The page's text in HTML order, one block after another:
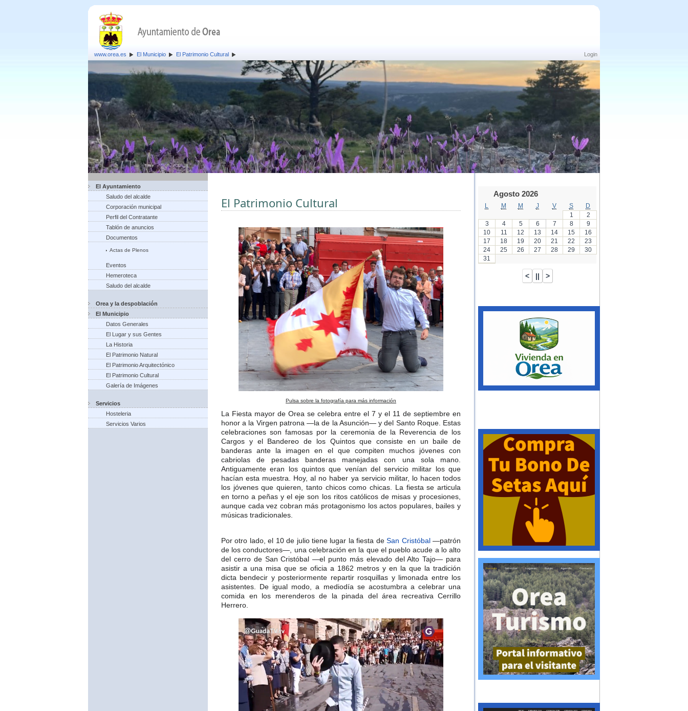
Login
www.orea.es El Municipio El Patrimonio Cultural
El Ayuntamiento
Saludo del alcalde
Corporación municipal
Perfil del Contratante
Tablón de anuncios
Documentos
Actas de Plenos
Eventos
Hemeroteca
Saludo del alcalde
Orea y la despoblación
El Municipio
Datos Generales
El Lugar y sus Gentes
La Historia
El Patrimonio Natural
El Patrimonio Arquitectónico
El Patrimonio Cultural
Galería de Imágenes
Servicios
Hosteleria
Servicios Varios
El Patrimonio Cultural
Pulsa sobre la fotografía para más información
La Fiesta mayor de Orea se celebra entre el 7 y el 11 de septiembre en
honor a la Virgen patrona —la de la Asunción— y del Santo Roque. Estas
celebraciones son famosas por la ceremonia de la Reverencia de los
Cargos y el Bandereo de los Quintos que consiste en un baile de
banderas ante la imagen en el que compiten muchos jóvenes con
cabriolas de pesadas banderas manejadas con una sola mano.
Antiguamente eran los quintos que venían del servicio militar los que
hacían esta muestra. Hoy, al no haber ya servicio militar, lo hacen todos
los jóvenes que quieren, tanto chicos como chicas. La fiesta se articula
en torno a peñas y el eje son los ritos católicos de misas y procesiones,
aunque cada vez cobran más protagonismo los actos populares, bailes y
músicas tradicionales.​
Por otro lado, el 10 de julio tiene lugar la fiesta deSan Cristóbal—patrón
de los conductores—, una celebración en la que el pueblo acude a lo alto
del cerro de San Cristóbal —el punto más elevado del Alto Tajo— para
asistir a una misa que se oficia a 1862 metros y en la que la tradición
dicta bendecir y posteriormente repartir rosquillas y limonada entre los
asistentes. De igual modo, a mediodía se acostumbra a celebrar una
comida en los merenderos de la pinada del área recreativa Cerrillo
Herrero.​
Agosto 2026
M M J V S
D
1
2
3
4 5 6 7 8
9
10
11 12 13 14 15
16
17
18 19 20 21 22
23
24
25 26 27 28 29
30
31